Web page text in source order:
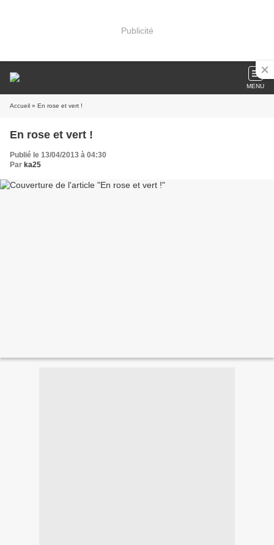
Publicité
MENU
Accueil » En rose et vert !
En rose et vert !
Publié le 13/04/2013 à 04:30
Par ka25